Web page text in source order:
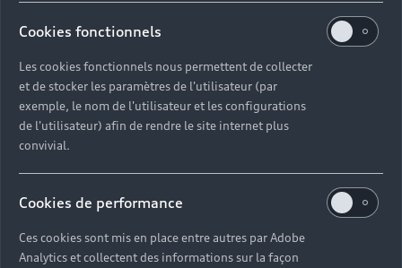
Cookies fonctionnels
Les cookies fonctionnels nous permettent de collecter
et de stocker les paramètres de l'utilisateur (par
exemple, le nom de l'utilisateur et les configurations
de l'utilisateur) afin de rendre le site internet plus
convivial.
Cookies de performance
Ces cookies sont mis en place entre autres par Adobe
Analytics et collectent des informations sur la façon